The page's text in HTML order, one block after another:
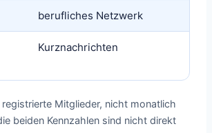
berufliches Netzwerk
Kurznachrichten
Mitglieder, nicht monatlich
beiden Kennzahlen sind nicht direkt